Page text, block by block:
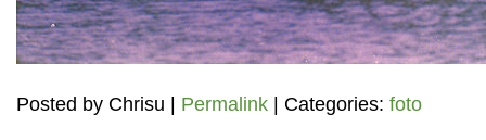
Posted by Chrisu | Permalink | Categories: foto